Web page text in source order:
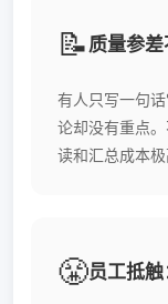
📝 质量参
有人只写一句
论却没有重点
读和汇总成本极
😤员工抵